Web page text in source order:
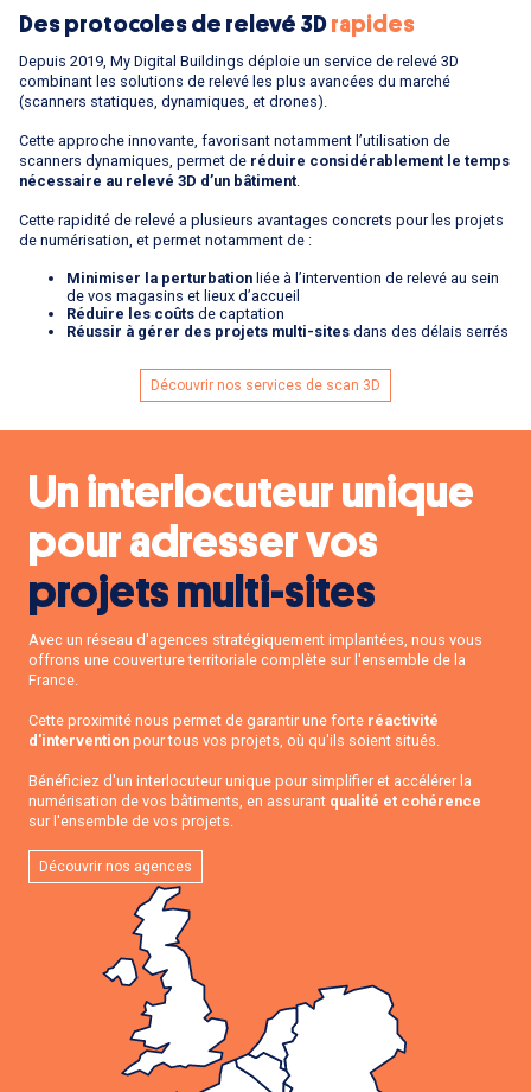
Des protocoles de relevé 3Drapides
Depuis 2019, My Digital Buildings déploie un service de relevé 3D
combinant les solutions de relevé les plus avancées du marché
(scanners statiques, dynamiques, et drones).
Cette approche innovante, favorisant notamment l’utilisation de
scanners dynamiques, permet de réduire considérablement le temps
nécessaire au relevé 3D d’un bâtiment.
Cette rapidité de relevé a plusieurs avantages concrets pour les projets
de numérisation, et permet notamment de :
Minimiser la perturbation liée à l’intervention de relevé au sein
de vos magasins et lieux d’accueil
Réduire les coûts de captation
Réussir à gérer des projets multi-sites dans des délais serrés
Découvrir nos services de scan 3D
Un interlocuteur unique
pour adresser vos
projets multi-sites
Avec un réseau d'agences stratégiquement implantées, nous vous
offrons une couverture territoriale complète sur l'ensemble de la
France.
Cette proximité nous permet de garantir une forte réactivité
d'intervention pour tous vos projets, où qu'ils soient situés.
Bénéficiez d'un interlocuteur unique pour simplifier et accélérer la
numérisation de vos bâtiments, en assurant qualité et cohérence
sur l'ensemble de vos projets.
Découvrir nos agences